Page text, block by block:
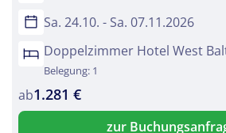
Sa. 24.10. - Sa. 07.11.2026
Doppelzimmer Hotel West
Belegung: 1
ab1.281 €
zur